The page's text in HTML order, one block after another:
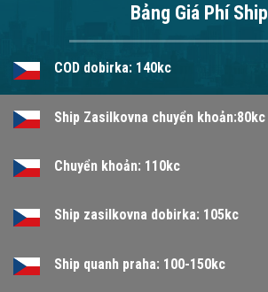
Bảng Giá Phí Ship
COD dobirka: 140kc
Ship Zasilkovna chuyển khoản:80kc
Chuyển khoản: 110kc
Ship zasilkovna dobirka: 105kc
Ship quanh praha: 100-150kc